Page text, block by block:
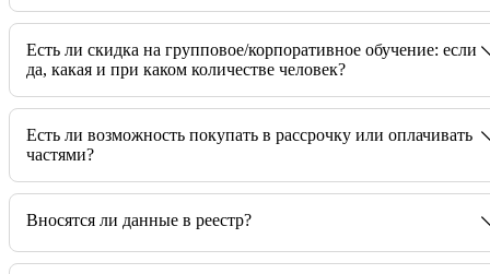
Есть ли скидка на групповое/корпоративное обучение: если
да, какая и при каком количестве человек?
Есть ли возможность покупать в рассрочку или оплачивать
частями?
Вносятся ли данные в реестр?